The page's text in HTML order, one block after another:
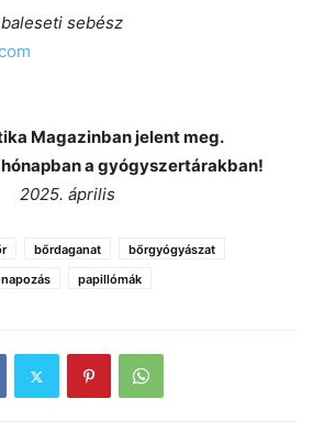
sebész
Magazinban jelent meg.
a gyógyszertárakban!
2025. április
bőrdaganat
bőrgyógyászat
napozás papillómák